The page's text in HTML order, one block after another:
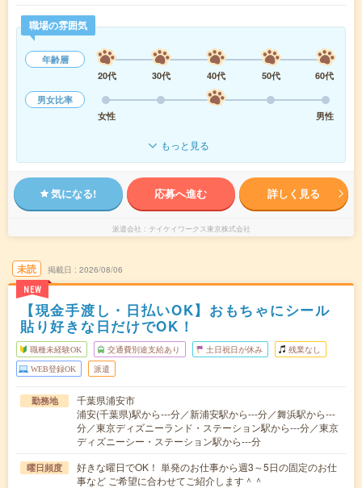
職場の雰囲気
年齢層
20代
30代 40代 50代
60代
男女比率
女性
男性
もっと見る
気になる! 応募へ進む 詳しく見る
派遣会社 テイケイワークス東京株式会社
未読
NEW
掲載日 2026/08/06
【現金手渡し・日払いOK】おもちゃにシール
貼り好きな日だけでOK！
職種未経験OK 交通費別途支給あり 土日祝日が休み 残業なし
WEB登録OK 派遣
勤務地
千葉県浦安市
浦安(千葉県)駅から---分／新浦安駅から---分／舞浜駅から---
分／東京ディズニーランド・ステーション駅から---分／東京
ディズニーシー・ステーション駅から---分
曜日頻度
好きな曜日でOK！ 単発のお仕事から週3～5日の固定のお仕
事など ご希望に合わせてご紹介します＾＾